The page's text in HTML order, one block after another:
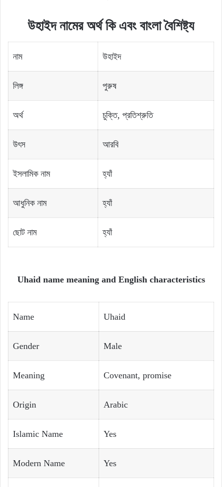
উহাইদ নামের অর্থ কি এবং বাংলা বৈশিষ্ট্য
নাম উহাইদ
লিঙ্গ পুরুষ
অর্থ চুক্তি, প্রতিশ্রুতি
উৎস আরবি
ইসলামিক নাম হ্যাঁ
আধুনিক নাম হ্যাঁ
ছোট নাম হ্যাঁ
Uhaid name meaning and English characteristics
Name Uhaid
Gender Male
Meaning Covenant, promise
Origin Arabic
Islamic Name Yes
Modern Name Yes